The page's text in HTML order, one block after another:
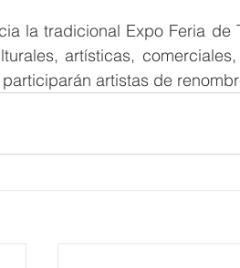
la tradicional Expo Feria
artísticas,
artistas de